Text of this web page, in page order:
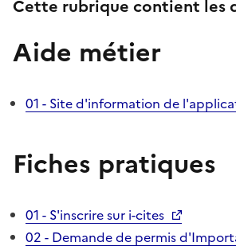
Cette rubrique contient les
Aide métier
01 - Site d'information de
Fiches pratiques
01 - S'inscrire sur i-cites
02 - Demande de permis